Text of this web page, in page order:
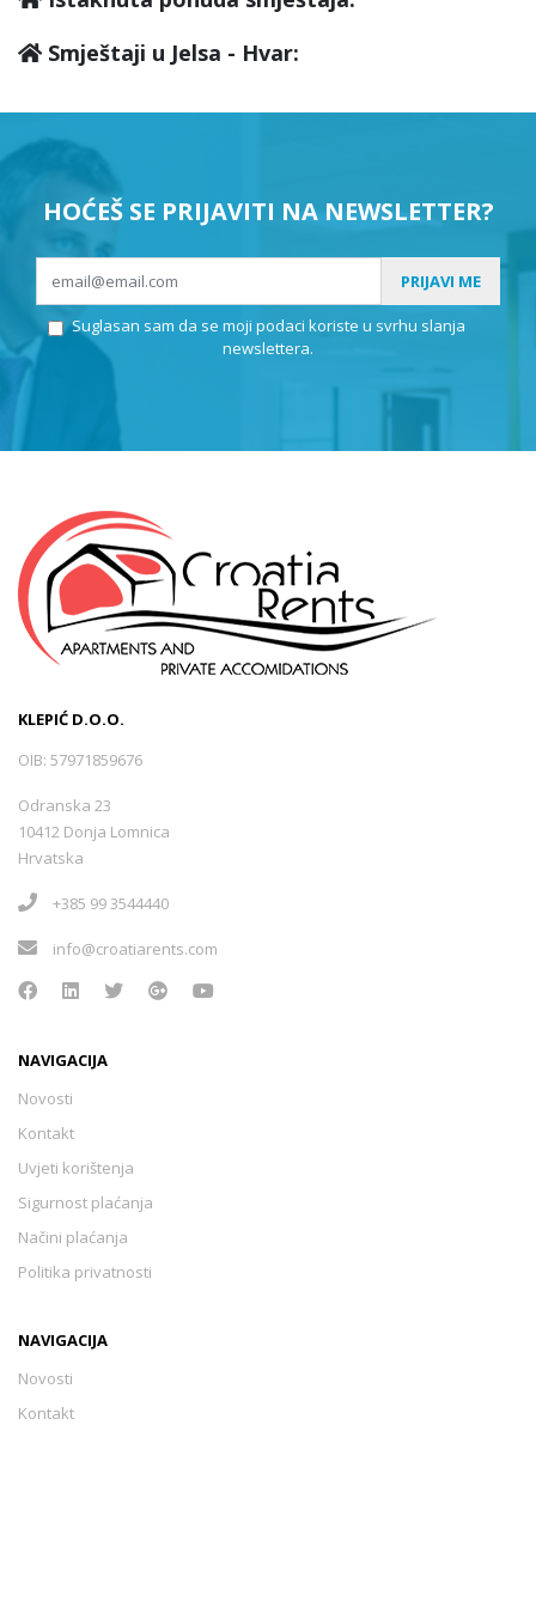
Smještaji u Jelsa - Hvar:
HOĆEŠ SE PRIJAVITI NA NEWSLETTER?
PRIJAVI ME
Suglasan sam da se moji podaci koriste u svrhu slanja
newslettera.
KLEPIĆ D.O.O.
OIB: 57971859676
Odranska 23
10412 Donja Lomnica
Hrvatska
+385 99 3544440
info@croatiarents.com
NAVIGACIJA
Novosti
Kontakt
Uvjeti korištenja
Sigurnost plaćanja
Načini plaćanja
Politika privatnosti
NAVIGACIJA
Novosti
Kontakt